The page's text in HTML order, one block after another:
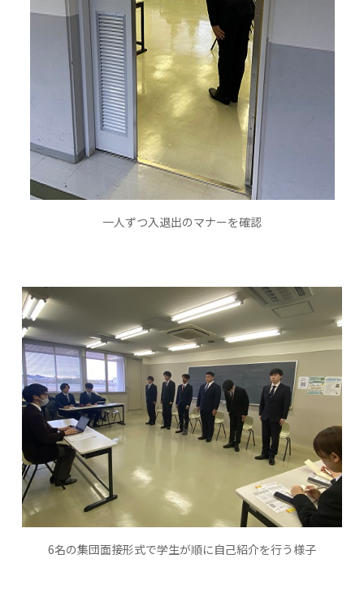
一人ずつ入退出のマナーを確認
6名の集団面接形式で学生が順に自己紹介を行う様子